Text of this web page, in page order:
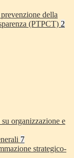
della
(PTPCT) 2
organizzazione e
7
strategico-